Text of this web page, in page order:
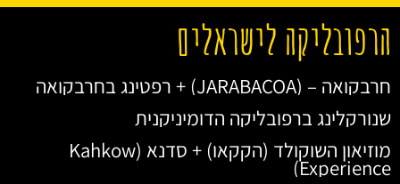
הרפובליקה לישראלים
חרבקואה – (JARABACOA) + רפטינג בחרבקואה
שנורקלינג ברפובליקה הדומיניקנית
מוזיאון השוקולד (הקקאו) + סדנא (Kahkow
Experience)